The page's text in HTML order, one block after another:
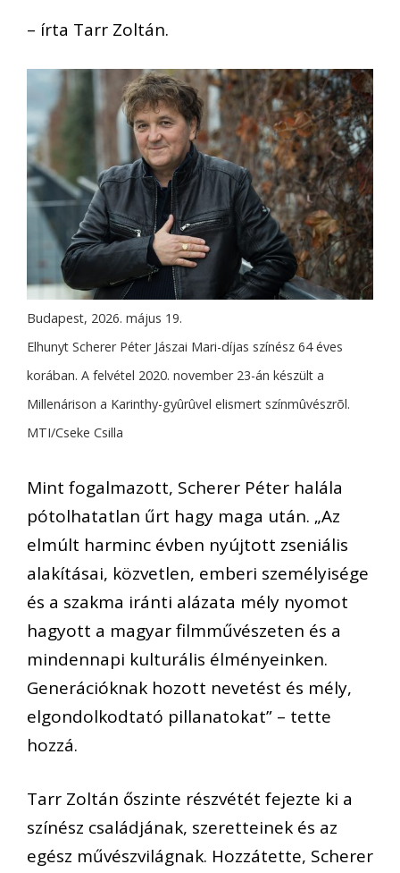
– írta Tarr Zoltán.
Budapest, 2026. május 19.
Elhunyt Scherer Péter Jászai Mari-díjas színész 64 éves
korában. A felvétel 2020. november 23-án készült a
Millenárison a Karinthy-gyûrûvel elismert színmûvészrõl.
MTI/Cseke Csilla
Mint fogalmazott, Scherer Péter halála
pótolhatatlan űrt hagy maga után. „Az
elmúlt harminc évben nyújtott zseniális
alakításai, közvetlen, emberi személyisége
és a szakma iránti alázata mély nyomot
hagyott a magyar filmművészeten és a
mindennapi kulturális élményeinken.
Generációknak hozott nevetést és mély,
elgondolkodtató pillanatokat” – tette
hozzá.
Tarr Zoltán őszinte részvétét fejezte ki a
színész családjának, szeretteinek és az
egész művészvilágnak. Hozzátette, Scherer